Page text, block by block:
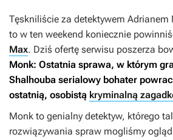
Tęskniliście za detektywem
to w ten weekend koniecznie
Max. Dziś ofertę serwisu poszerza
Monk: Ostatnia sprawa, w którym
Shalhouba serialowy bohater
ostatnią, osobistą kryminalną
Monk to genialny detektyw, którego
rozwiązywania spraw mogliśmy